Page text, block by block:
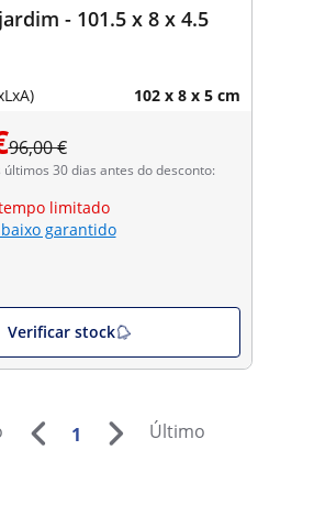
- 101.5 x 8 x 4.5
102 x 8 x 5 cm
96,00 €
30 dias antes do desconto:
limitado
garantido
Verificar stock
1 Último